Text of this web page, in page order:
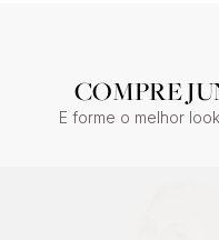
COMPRE
E forme o melhor